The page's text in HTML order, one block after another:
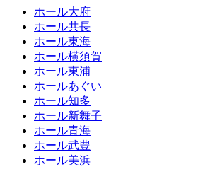
ホール大府
ホール共長
ホール東海
ホール横須賀
ホール東浦
ホールあぐい
ホール知多
ホール新舞子
ホール青海
ホール武豊
ホール美浜